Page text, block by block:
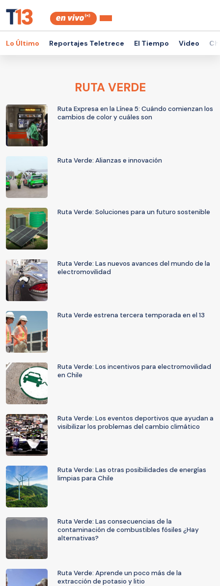
Lo Último Reportajes Teletrece El Tiempo Video
RUTA VERDE
Ruta Expresa en la Línea 5: Cuándo comienzan los
cambios de color y cuáles son
Ruta Verde: Alianzas e innovación
Ruta Verde: Soluciones para un futuro sostenible
Ruta Verde: Las nuevos avances del mundo de la
electromovilidad
Ruta Verde estrena tercera temporada en el 13
Ruta Verde: Los incentivos para electromovilidad
en Chile
Ruta Verde: Los eventos deportivos que ayudan a
visibilizar los problemas del cambio climático
Ruta Verde: Las otras posibilidades de energías
limpias para Chile
Ruta Verde: Las consecuencias de la
contaminación de combustibles fósiles ¿Hay
alternativas?
Ruta Verde: Aprende un poco más de la
extracción de potasio y litio